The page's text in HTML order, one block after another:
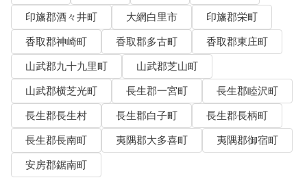
印旛郡酒々井町
大網白里市
印旛郡栄町
香取郡神崎町
香取郡多古町
香取郡東庄町
山武郡九十九里町
山武郡芝山町
山武郡横芝光町
長生郡一宮町
長生郡睦沢町
長生郡長生村
長生郡白子町
長生郡長柄町
長生郡長南町
夷隅郡大多喜町
夷隅郡御宿町
安房郡鋸南町